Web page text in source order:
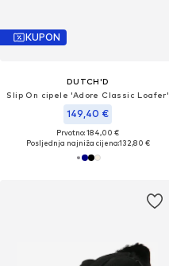
KUPON
DUTCH'D
Slip On cipele 'Adore Classic Loafer'
149,40 €
Prvotno: 184,00 €
Posljednja najniža cijena:132,80 €